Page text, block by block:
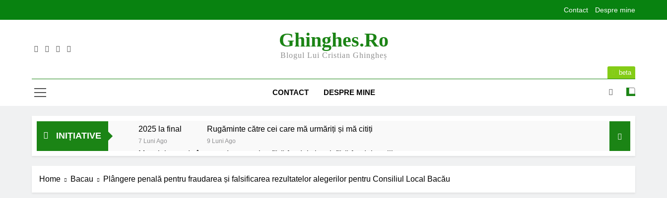
Contact Despre mine
Ghinghes.ro
Blogul Lui Cristian Ghingheș
CONTACT DESPRE MINE
beta
INIȚIATIVE
2025 la final
7 Luni Ago
Rugăminte către cei care mă urmăriți și mă citiți
9 Luni Ago
Mesajul meu de început de an școlar: fără fondul clasei, fără fondul școlii
Proiect depus pentru tinerii și organizațiile din Bacău Harta și programul terenurilor de sport publice din municipiul Bacău
Home Bacau Plângere penală pentru fraudarea și falsificarea rezultatelor alegerilor pentru Consiliul Local Bacău